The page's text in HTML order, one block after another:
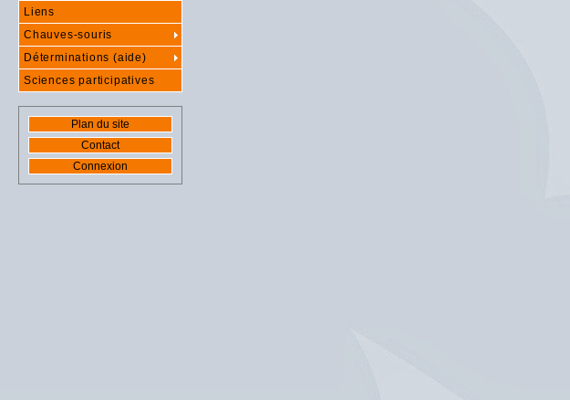
Liens
Chauves-souris
Déterminations (aide)
Sciences participatives
Plan du site
Contact
Connexion